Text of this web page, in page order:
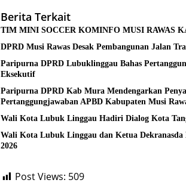
Berita Terkait
TIM MINI SOCCER KOMINFO MUSI RAWAS
DPRD Musi Rawas Desak Pembangunan Jalan
Paripurna DPRD Lubuklinggau Bahas
Eksekutif
Paripurna DPRD Kab Mura Mendengarkan
Pertanggungjawaban APBD Kabupaten Musi
Wali Kota Lubuk Linggau Hadiri Dialog Kota
Wali Kota Lubuk Linggau dan Ketua
2026
Post Views: 509